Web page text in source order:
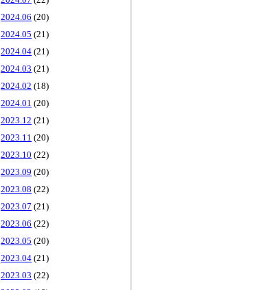
2024.06 (20)
2024.05 (21)
2024.04 (21)
2024.03 (21)
2024.02 (18)
2024.01 (20)
2023.12 (21)
2023.11 (20)
2023.10 (22)
2023.09 (20)
2023.08 (22)
2023.07 (21)
2023.06 (22)
2023.05 (20)
2023.04 (21)
2023.03 (22)